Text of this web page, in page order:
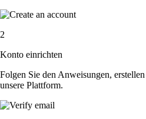
2
Konto einrichten
Folgen Sie den Anweisungen,
unsere Plattform.